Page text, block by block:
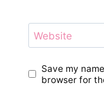
Website
Save my
browser for